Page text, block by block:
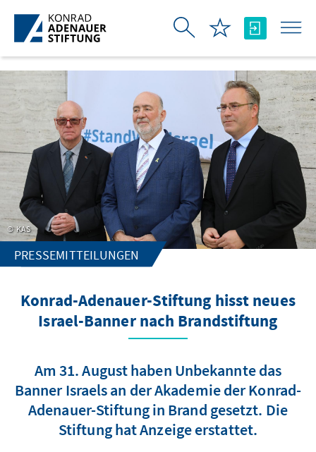
Skip to Main Content
KAS
PRESSEMITTEILUNGEN
Konrad-Adenauer-Stiftung hisst neues
Israel-Banner nach Brandstiftung
Am 31. August haben Unbekannte das
Banner Israels an der Akademie der Konrad-
Adenauer-Stiftung in Brand gesetzt. Die
Stiftung hat Anzeige erstattet.